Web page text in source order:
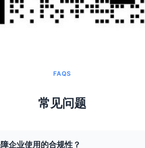
FAQS
常见问题
企业使用的合规性？